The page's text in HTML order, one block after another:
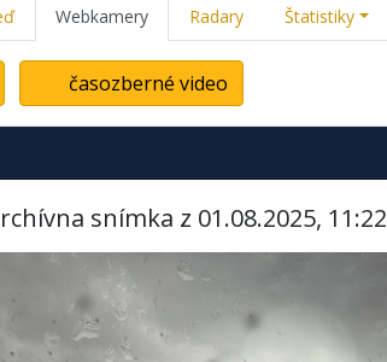
Webkamery Radary Štatistiky
časozberné video
snímka z 01.08.2025, 11:22